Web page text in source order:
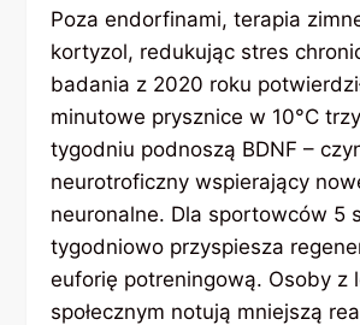
Poza endorfinami, terapia
kortyzol, redukując stres
badania z 2020 roku
minutowe prysznice w 10°C
tygodniu podnoszą BDNF –
neurotroficzny wspierający
neuronalne. Dla sportowców 5
tygodniowo przyspiesza
euforię potreningową. Osoby z
społecznym notują mniejszą